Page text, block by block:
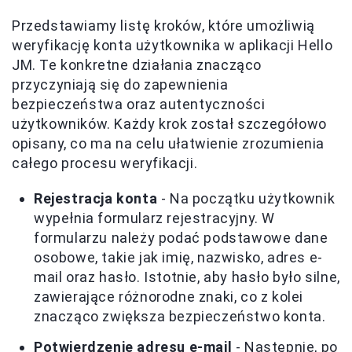
Przedstawiamy listę kroków, które umożliwią
weryfikację konta użytkownika w aplikacji Hello
JM. Te konkretne działania znacząco
przyczyniają się do zapewnienia
bezpieczeństwa oraz autentyczności
użytkowników. Każdy krok został szczegółowo
opisany, co ma na celu ułatwienie zrozumienia
całego procesu weryfikacji.
Rejestracja konta - Na początku użytkownik
wypełnia formularz rejestracyjny. W
formularzu należy podać podstawowe dane
osobowe, takie jak imię, nazwisko, adres e-
mail oraz hasło. Istotnie, aby hasło było silne,
zawierające różnorodne znaki, co z kolei
znacząco zwiększa bezpieczeństwo konta.
Potwierdzenie adresu e-mail - Następnie, po